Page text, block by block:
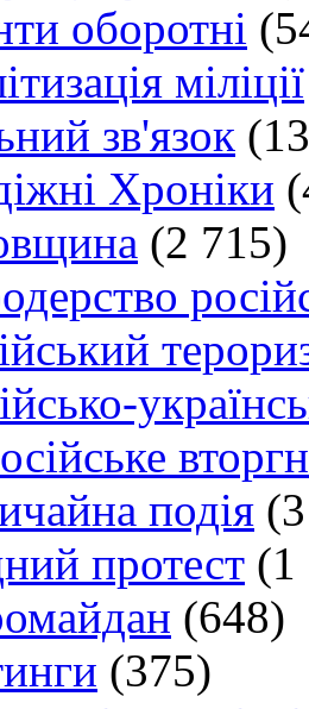
оборотні
міліції
зв'язок
Хроніки
(2 715)
подія
протест (1
(648)
(375)